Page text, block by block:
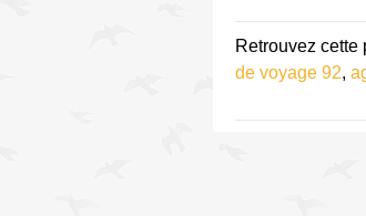
Retrouvez cette
de voyage 92,